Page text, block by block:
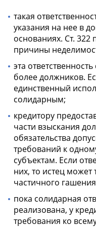
такая
указания на нее в
основаниях. Ст. 322
причины
эта
более должников.
единственный
солидарным;
кредитору
части взыскания
обязательства
требований к
субъектам. Если
них, то истец может
частичного
пока солидарная
реализована, у
требования ко